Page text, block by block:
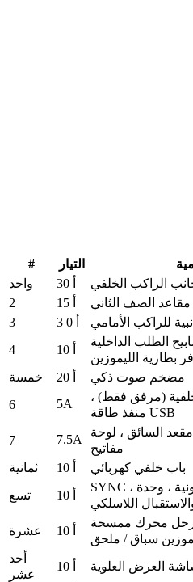
# التيار
واحد
الراكب الخلفي
2
مقاعد الصف الثاني
3
للراكب الأمامي
4
الطلب الداخلية
بطارية الليموزين
خمسة
مضخم صوت ذكي
6
5A
(مرفق فقط) ،
منفذ طاقة USB
7
7.5A
السائق ، لوحة
مفاتيح
ثمانية
باب خلفي كهربائي
تسع
SYNC ، لوحة التشطيب الإلكترونية ، وحدة
اللاسلكي
عشرة
محرك ممسحة
سباق / ملحق
أحد
عشر
العرض العلوية